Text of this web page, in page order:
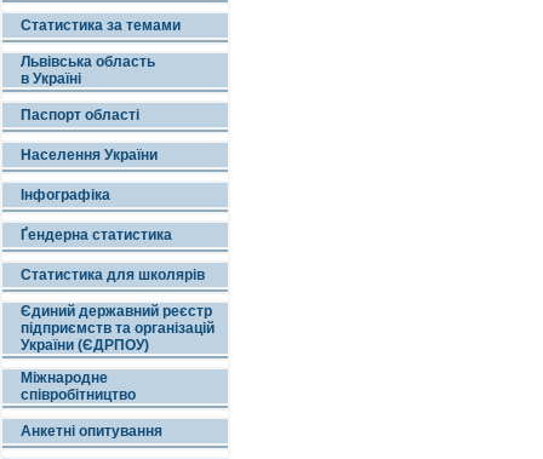
Статистика за темами
Львівська область
в Україні
Паспорт області
Населення України
Інфографіка
Ґендерна статистика
Статистика для школярів
Єдиний державний реєстр
підприємств та організацій
України (ЄДРПОУ)
Міжнародне
співробітництво
Анкетні опитування